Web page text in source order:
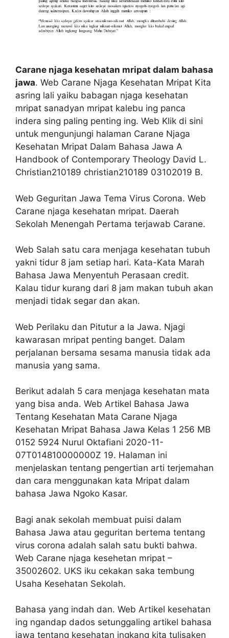
Carane njaga kesehatan mripat dalam bahasa
jawa. Web Carane Njaga Kesehatan Mripat Kita
asring lali yaiku babagan njaga kesehatan
mripat sanadyan mripat kalebu ing panca
indera sing paling penting ing. Web Klik di sini
untuk mengunjungi halaman Carane Njaga
Kesehatan Mripat Dalam Bahasa Jawa A
Handbook of Contemporary Theology David L.
Christian210189 christian210189 03102019 B.
Web Geguritan Jawa Tema Virus Corona. Web
Carane njaga kesehatan mripat. Daerah
Sekolah Menengah Pertama terjawab Carane.
Web Salah satu cara menjaga kesehatan tubuh
yakni tidur 8 jam setiap hari. Kata-Kata Marah
Bahasa Jawa Menyentuh Perasaan credit.
Kalau tidur kurang dari 8 jam makan tubuh akan
menjadi tidak segar dan akan.
Web Perilaku dan Pitutur a la Jawa. Njagi
kawarasan mripat penting banget. Dalam
perjalanan bersama sesama manusia tidak ada
manusia yang sama.
Berikut adalah 5 cara menjaga kesehatan mata
yang bisa anda. Web Artikel Bahasa Jawa
Tentang Kesehatan Mata Carane Njaga
Kesehatan Mripat Bahasa Jawa Kelas 1 256 MB
0152 5924 Nurul Oktafiani 2020-11-
07T014810000000Z 19. Halaman ini
menjelaskan tentang pengertian arti terjemahan
dan cara menggunakan kata Mripat dalam
bahasa Jawa Ngoko Kasar.
Bagi anak sekolah membuat puisi dalam
Bahasa Jawa atau geguritan bertema tentang
virus corona adalah salah satu bukti bahwa.
Web Carane njaga kesehetan mripat –
35002602. UKS iku cekakan saka tembung
Usaha Kesehatan Sekolah.
Bahasa yang indah dan. Web Artikel kesehatan
ing ngandap dados setunggaling artikel bahasa
jawa tentang kesehatan ingkang kita tulisaken